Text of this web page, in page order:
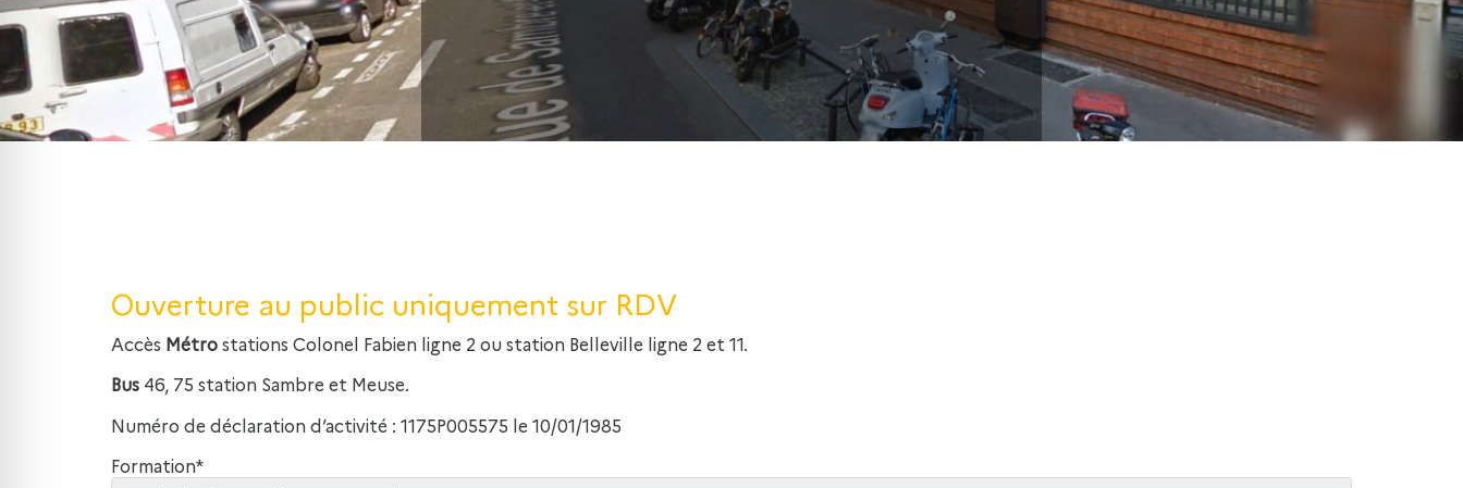
Ouverture au public uniquement sur RDV
Accès Métrostations Colonel Fabien ligne 2 ou station Belleville ligne 2 et 11.
Bus 46, 75 station Sambre et Meuse.
Numéro de déclaration d’activité : 1175P005575 le 10/01/1985
Formation*